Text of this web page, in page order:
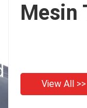
Mesin
View All >>